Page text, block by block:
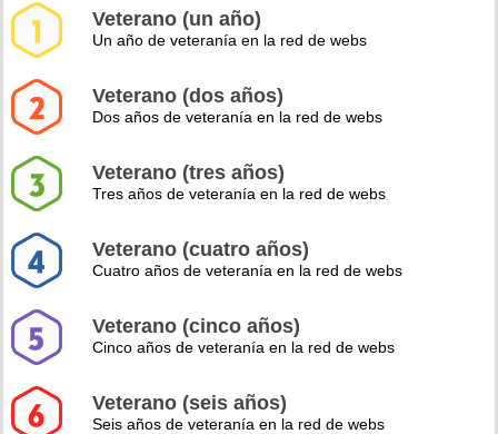
Veterano (un año)
Un año de veteranía en la red de webs
Veterano (dos años)
Dos años de veteranía en la red de webs
Veterano (tres años)
Tres años de veteranía en la red de webs
Veterano (cuatro años)
Cuatro años de veteranía en la red de webs
Veterano (cinco años)
Cinco años de veteranía en la red de webs
Veterano (seis años)
Seis años de veteranía en la red de webs